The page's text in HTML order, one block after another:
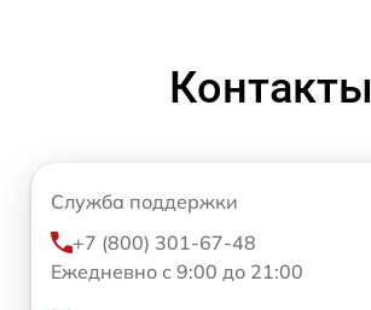
Контакты
Служба поддержки
+7 (800) 301-67-48
Ежедневно с 9:00 до 21:00